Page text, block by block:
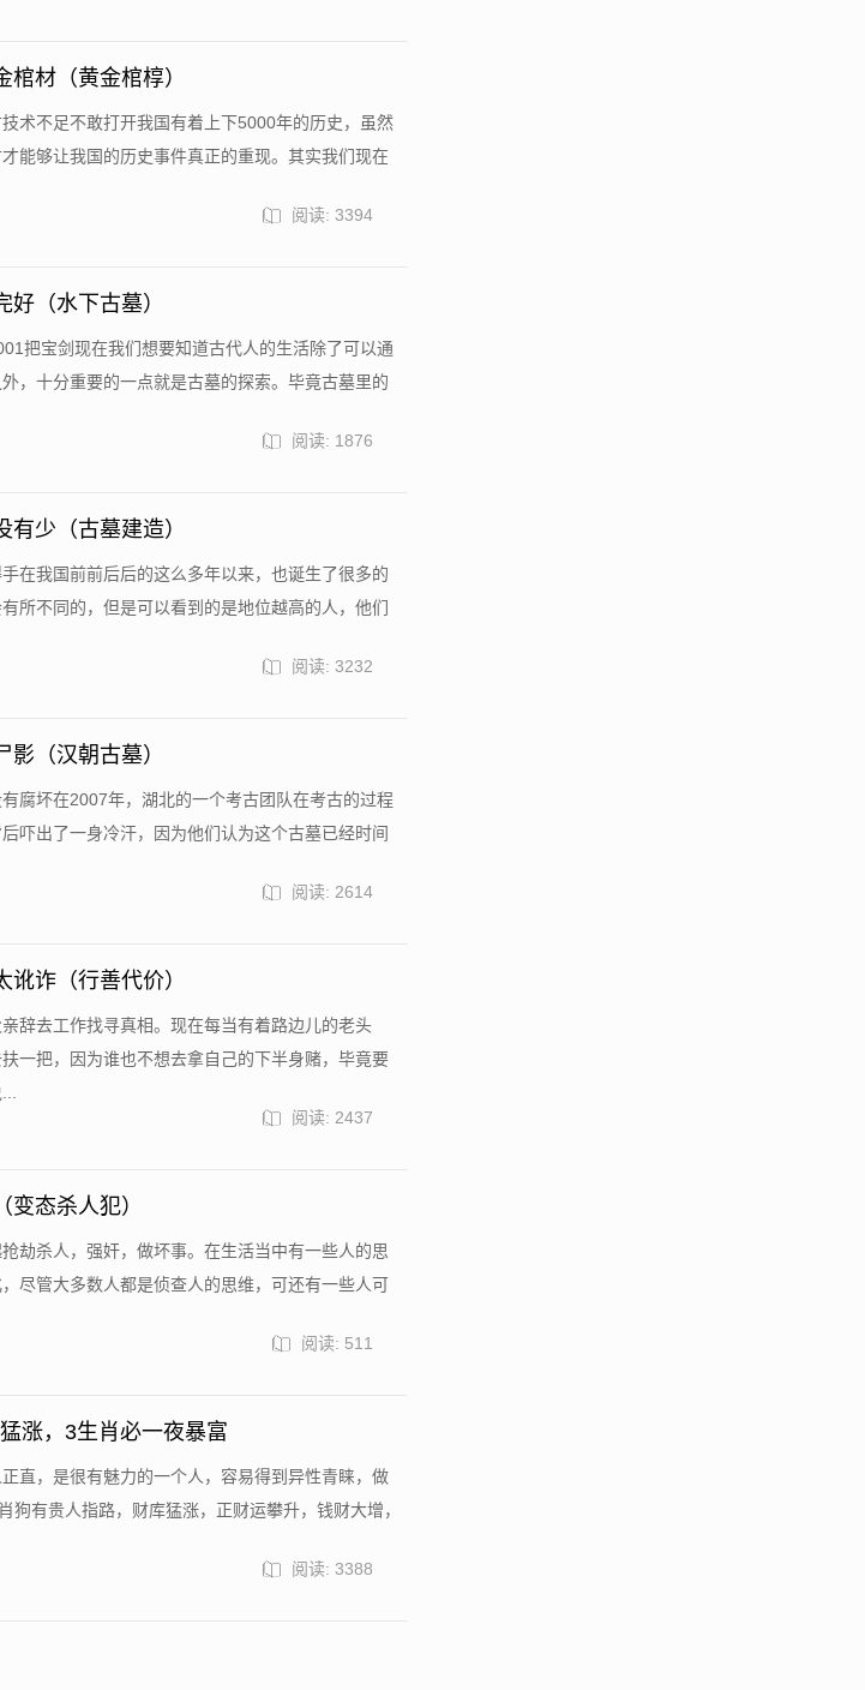
材（黄金棺椁）
术不足不敢打开我国有着上下5000年的历史，虽然
能够让我国的历史事件真正的重现。其实我们现在
阅读: 3394
（水下古墓）
把宝剑现在我们想要知道古代人的生活除了可以通
，十分重要的一点就是古墓的探索。毕竟古墓里的
阅读: 1876
少（古墓建造）
在我国前前后后的这么多年以来，也诞生了很多的
所不同的，但是可以看到的是地位越高的人，他们
阅读: 3232
（汉朝古墓）
腐坏在2007年，湖北的一个考古团队在考古的过程
吓出了一身冷汗，因为他们认为这个古墓已经时间
阅读: 2614
诈（行善代价）
辞去工作找寻真相。现在每当有着路边儿的老头
一把，因为谁也不想去拿自己的下半身赌，毕竟要
阅读: 2437
态杀人犯）
劫杀人，强奸，做坏事。在生活当中有一些人的思
尽管大多数人都是侦查人的思维，可还有一些人可
阅读: 511
涨，3生肖必一夜暴富
直，是很有魅力的一个人，容易得到异性青睐，做
有贵人指路，财库猛涨，正财运攀升，钱财大增，
阅读: 3388